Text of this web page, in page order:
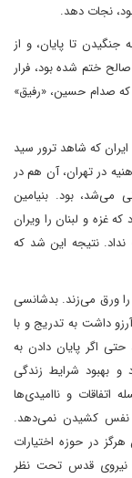
نجات دهد.
جنگیدن تا پایان، و از
ختم شده بود، فرار
که صدام حسین، «رفیق»
که شاهد ترور سید
در تهران، آن هم در
می‌شد، بود. بنیامین
که غزه و لبنان را ویران
نتیجه این شد که
ورق می‌زند. بدشانسی
داشت به تدریج و با
حتی اگر پایان دادن به
و بهبود شرایط زندگی
اتفاقات و ناامیدی‌ها
نفس کشیدن نمی‌دهد.
در حوزه اختیارات
نیروی قدس تحت نظر